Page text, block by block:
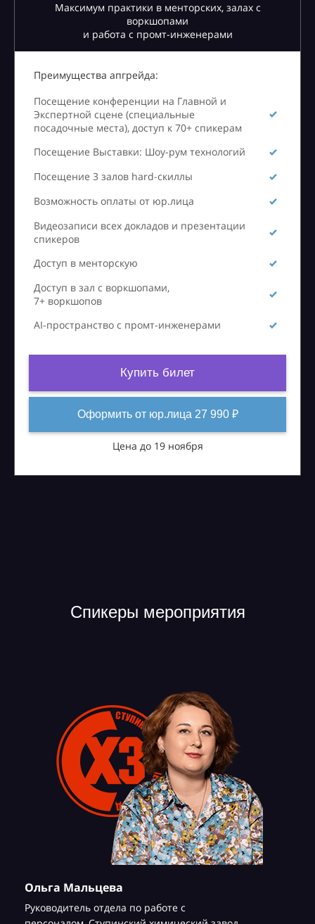
Максимум практики в менторских, залах с
воркшопами
и работа с промт-инженерами
Преимущества апгрейда:
Посещение конференции на Главной и
Экспертной сцене (специальные
посадочные места), доступ к 70+ спикерам
Посещение Выставки: Шоу-рум технологий
Посещение 3 залов hard-скиллы
Возможность оплаты от юр.лица
Видеозаписи всех докладов и презентации
спикеров
Доступ в менторскую
Доступ в зал с воркшопами,
7+ воркшопов
AI-пространство с промт-инженерами
Купить билет
Оформить от юр.лица 27 990 ₽
Цена до 19 ноября
Спикеры мероприятия
Ольга Мальцева
Руководитель отдела по работе с